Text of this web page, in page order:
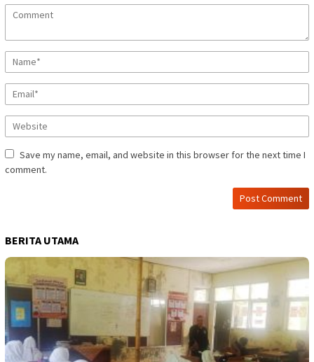
Save my name, email, and website in this browser for the next time I
comment.
BERITA UTAMA